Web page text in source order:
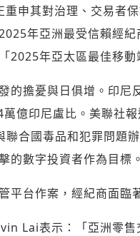
申其對治理、交易者
2025年亞洲最受信賴經
2025年亞太區最佳移動
的擔憂與日俱增。印
億印尼盧比。美聯社
聯合國毒品和犯罪問題
的數字投資者作為目標。
平台作案，經紀商面臨
Lai表示：「亞洲零售